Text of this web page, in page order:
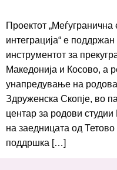
Проектот
интеграција“ е
инструментот за
Македонија и Косово, а
унапредување на
Здруженска Скопје, во
центар за родови
на заедницата од
поддршка […]